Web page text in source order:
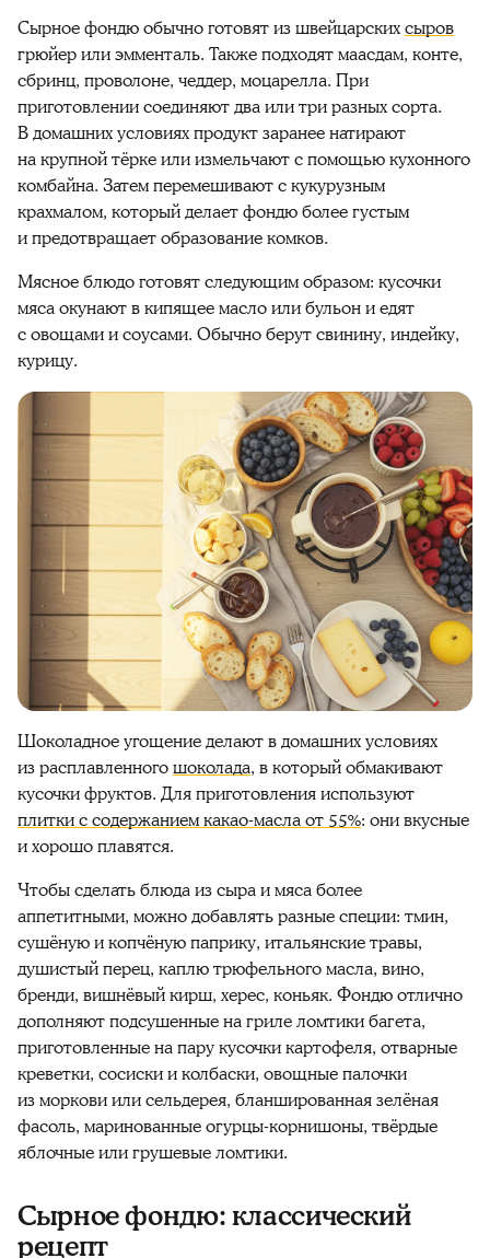
Сырное фондю обычно готовят из швейцарскихсыров
грюйер или эмменталь. Также подходят маасдам, конте,
сбринц, проволоне, чеддер, моцарелла. При
приготовлении соединяют два или три разных сорта.
В домашних условиях продукт заранее натирают
на крупной тёрке или измельчают с помощью кухонного
комбайна. Затем перемешивают с кукурузным
крахмалом, который делает фондю более густым
и предотвращает образование комков.
Мясное блюдо готовят следующим образом: кусочки
мяса окунают в кипящее масло или бульон и едят
с овощами и соусами. Обычно берут свинину, индейку,
курицу.
Шоколадное угощение делают в домашних условиях
из расплавленногошоколада, в который обмакивают
кусочки фруктов. Для приготовления используют
плитки с содержанием какао-масла от 55%: они вкусные
и хорошо плавятся.
Чтобы сделать блюда из сыра и мяса более
аппетитными, можно добавлять разные специи: тмин,
сушёную и копчёную паприку, итальянские травы,
душистый перец, каплю трюфельного масла, вино,
бренди, вишнёвый кирш, херес, коньяк. Фондю отлично
дополняют подсушенные на гриле ломтики багета,
приготовленные на пару кусочки картофеля, отварные
креветки, сосиски и колбаски, овощные палочки
из моркови или сельдерея, бланшированная зелёная
фасоль, маринованные огурцы-корнишоны, твёрдые
яблочные или грушевые ломтики.
Сырное фондю: классический
рецепт